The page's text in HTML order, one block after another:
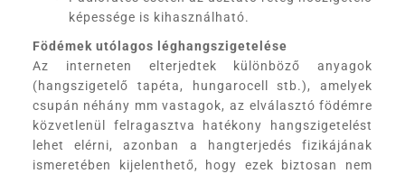
képessége is kihasználható.
Födémek utólagos léghangszigetelése
Az interneten elterjedtek különböző anyagok
(hangszigetelő tapéta, hungarocell stb.), amelyek
csupán néhány mm vastagok, az elválasztó födémre
közvetlenül felragasztva hatékony hangszigetelést
lehet elérni, azonban a hangterjedés fizikájának
ismeretében kijelenthető, hogy ezek biztosan nem